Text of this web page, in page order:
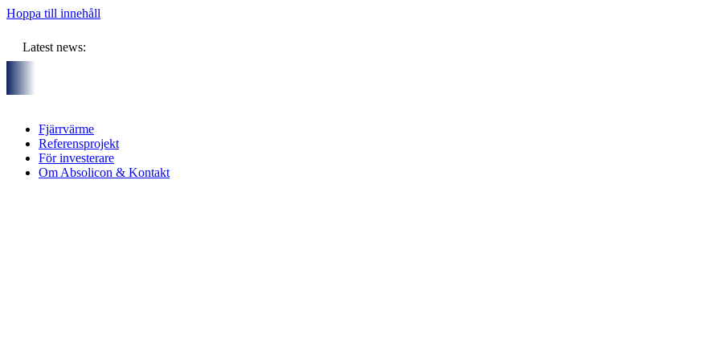
Hoppa till innehåll
Latest news:
Fjärrvärme
Referensprojekt
För investerare
Om Absolicon & Kontakt